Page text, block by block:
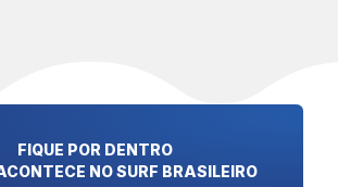
FIQUE POR DENTRO
NO SURF BRASILEIRO